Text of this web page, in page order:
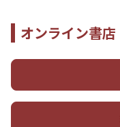
オンライン書店